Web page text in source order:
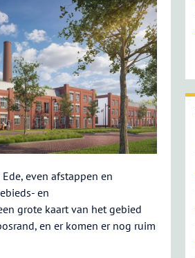
even afstappen en
en
grote kaart van het gebied
en er komen er nog ruim